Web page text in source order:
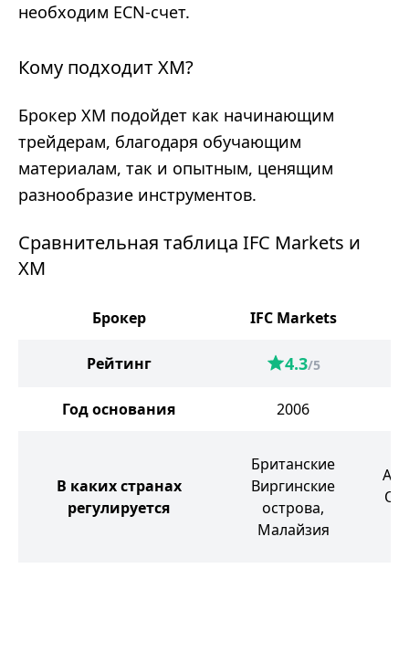
необходим ECN-счет.
Кому подходит XM?
Брокер XM подойдет как начинающим
трейдерам, благодаря обучающим
материалам, так и опытным, ценящим
разнообразие инструментов.
Сравнительная таблица IFC Markets и
XM
Брокер IFC Markets
Рейтинг 4.3/5
Год основания 2006
В каких странах
регулируется
Британские
Виргинские
острова,
Малайзия